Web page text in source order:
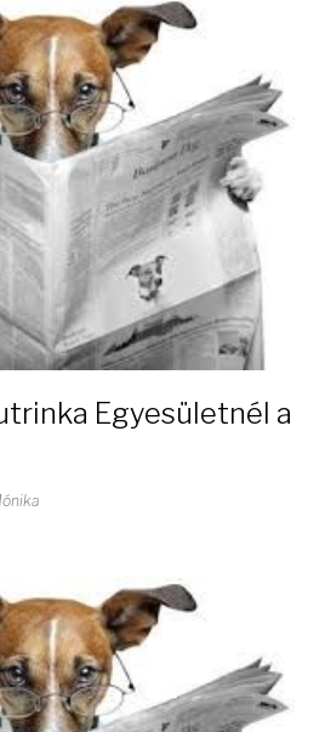
Egyesületnél a